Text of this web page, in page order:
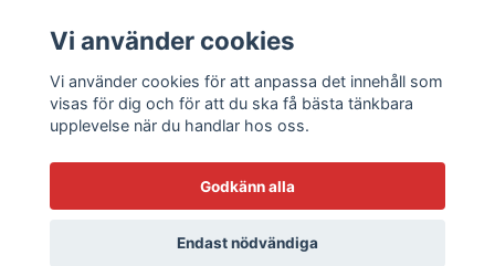
Vi använder cookies
Vi använder cookies för att anpassa det innehåll som
visas för dig och för att du ska få bästa tänkbara
upplevelse när du handlar hos oss.
Godkänn alla
Endast nödvändiga